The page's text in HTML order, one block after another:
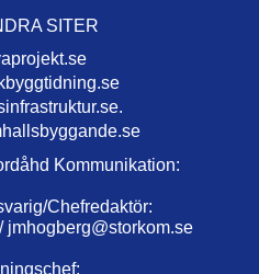
SITER
Kommunikation:
Chefredaktör:
jmhogberg@storkom.se